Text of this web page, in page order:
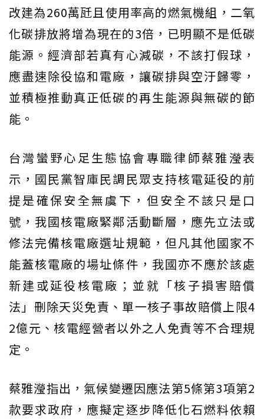
改建為260萬瓩且使用率高的燃氣機組，二氧
化碳排放將增為現在的3倍，已明顯不是低碳
能源。經濟部若真有心減碳，不該打假球，
應盡速除役協和電廠，讓碳排與空汙歸零，
並積極推動真正低碳的再生能源與無碳的節
能。
台灣蠻野心足生態協會專職律師蔡雅瀅表
示，國民黨智庫民調民眾支持核電延役的前
提是確保安全無虞下，但安全不該只是口
號，我國核電廠緊鄰活動斷層，應先立法或
修法完備核電廠選址規範，但凡其他國家不
能蓋核電廠的場址條件，我國亦不應於該處
新建或延役核電廠；並就「核子損害賠償
法」刪除天災免責、單一核子事故賠償上限4
2億元、核電經營者以外之人免責等不合理規
定。
蔡雅瀅指出，氣候變遷因應法第5條第3項第2
款要求政府，應擬定逐步降低化石燃料依賴